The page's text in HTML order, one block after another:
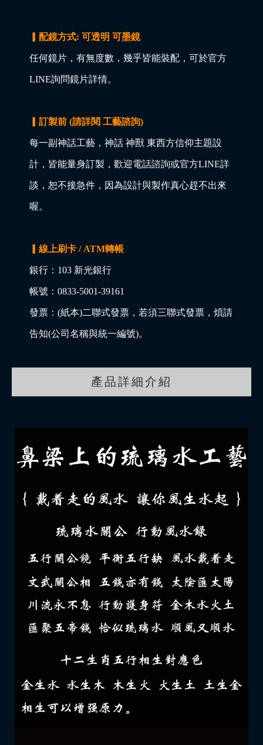
▎配鏡方式: 可透明 可墨鏡
任何鏡片，有無度數，幾乎皆能裝配，可於官方
LINE詢問鏡片詳情。
▎訂製前 (請詳閱 工藝諮詢)
每一副神話工藝，神話 神獸 東西方信仰主題設
計，皆能量身訂製，歡迎電話諮詢或官方LINE詳
談，恕不接急件，因為設計與製作真心趕不出來
喔。
▎線上刷卡 / ATM轉帳
銀行：103 新光銀行
帳號：0833-5001-39161
發票：(紙本)二聯式發票，若須三聯式發票，煩請
告知(公司名稱與統一編號)。
產品詳細介紹